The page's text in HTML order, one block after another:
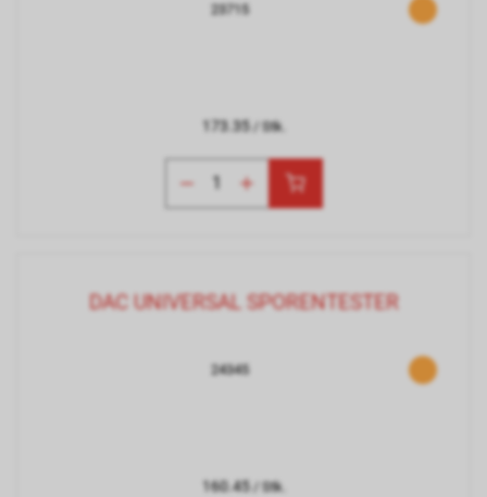
23715
173.35/ Stk.
DAC UNIVERSAL SPORENTESTER
24345
160.45/ Stk.